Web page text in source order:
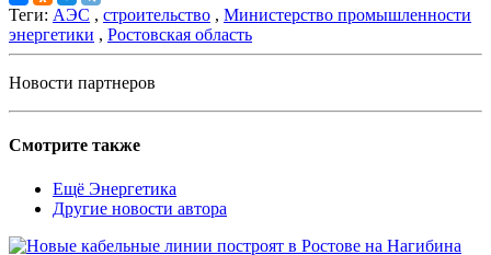
Теги: АЭС , строительство , Министерство промышленности
энергетики , Ростовская область
Новости партнеров
Смотрите также
Ещё Энергетика
Другие новости автора